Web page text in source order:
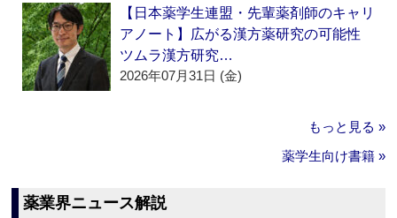
【日本薬学生連盟・先輩薬剤師のキャリ
アノート】広がる漢方薬研究の可能性
ツムラ漢方研究…
2026年07月31日 (金)
もっと見る »
薬学生向け書籍 »
薬業界ニュース解説